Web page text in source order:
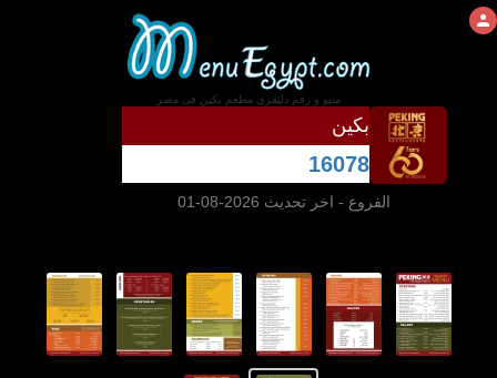
منيو و رقم دليفرى مطعم بكين فى مصر
بكين
16078
الفروع - اخر تحديث 2026-08-01